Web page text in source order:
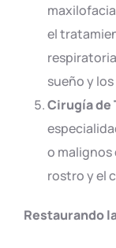
el
sueño y
Cirugía de
o malignos
rostro y el
Restaurando